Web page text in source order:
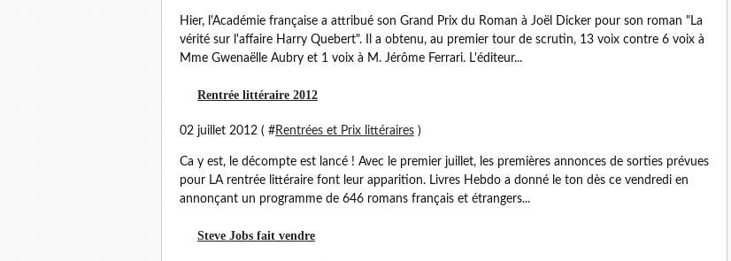
Hier, l'Académie française a attribué son Grand Prix du Roman à Joël Dicker pour son roman "La
vérité sur l'affaire Harry Quebert". Il a obtenu, au premier tour de scrutin, 13 voix contre 6 voix à
Mme Gwenaëlle Aubry et 1 voix à M. Jérôme Ferrari. L'éditeur...
Rentrée littéraire 2012
02 juillet 2012 ( #Rentrées et Prix littéraires )
Ca y est, le décompte est lancé ! Avec le premier juillet, les premières annonces de sorties prévues
pour LA rentrée littéraire font leur apparition. Livres Hebdo a donné le ton dès ce vendredi en
annonçant un programme de 646 romans français et étrangers...
Steve Jobs fait vendre